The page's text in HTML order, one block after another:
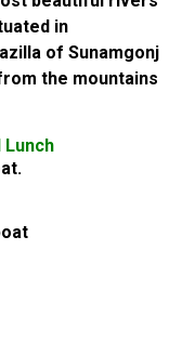
in
of Sunamgonj
the mountains
Lunch